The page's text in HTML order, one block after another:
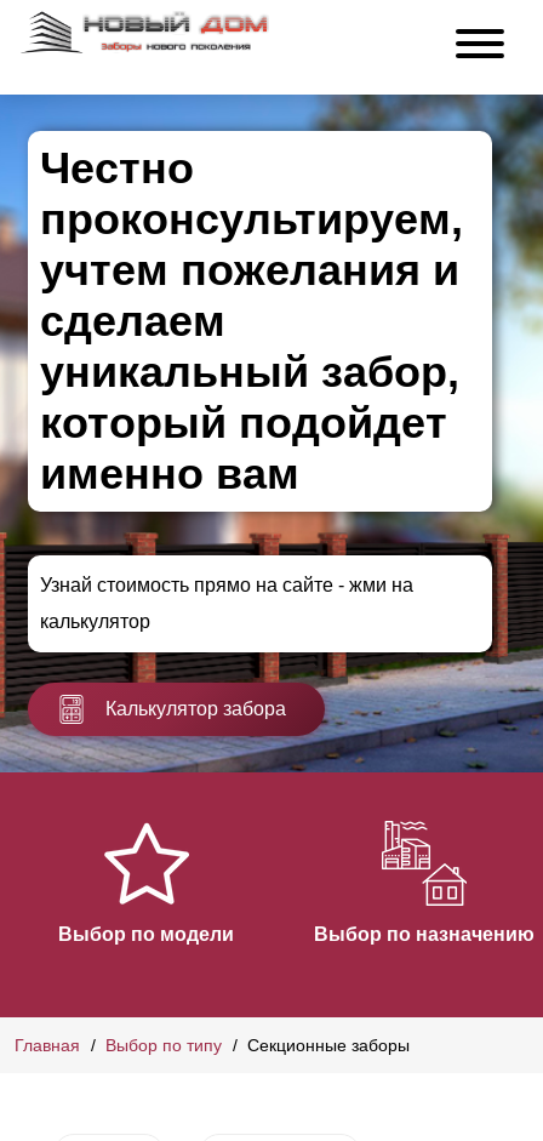
Честно
проконсультируем,
учтем пожелания и
сделаем
уникальный забор,
который подойдет
именно вам
Узнай стоимость прямо на сайте - жми на
калькулятор
Калькулятор забора
Выбор по модели Выбор по назначению
Главная Выбор по типу Секционные заборы